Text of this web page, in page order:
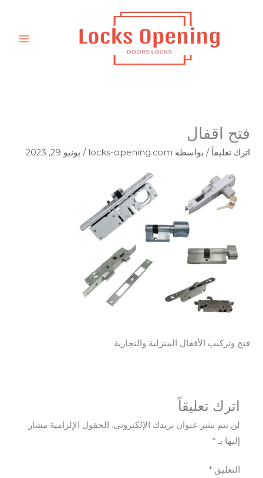
فتح اقفال
اترك تعليقاً / بواسطة locks-opening.com
/ يونيو 29, 2023
فتح وتركيب الأقفال المنزلية والتجارية​
اترك تعليقاً
لن يتم نشر عنوان بريدك الإلكتروني. الحقول الإلزامية مشار
إليها بـ*
التعليق*